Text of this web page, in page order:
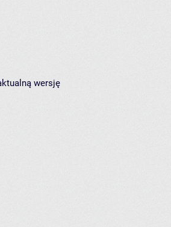
wersję